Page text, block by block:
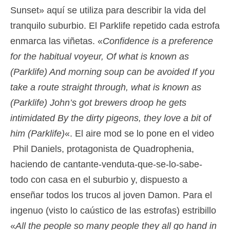
Sunset» aquí se utiliza para describir la vida del
tranquilo suburbio. El Parklife repetido cada estrofa
enmarca las viñetas. «Confidence is a preference
for the habitual voyeur, Of what is known as
(Parklife) And morning soup can be avoided If you
take a route straight through, what is known as
(Parklife) John’s got brewers droop he gets
intimidated By the dirty pigeons, they love a bit of
him (Parklife)«. El aire mod se lo pone en el video
Phil Daniels, protagonista de Quadrophenia,
haciendo de cantante-venduta-que-se-lo-sabe-
todo con casa en el suburbio y, dispuesto a
enseñar todos los trucos al joven Damon. Para el
ingenuo (visto lo caústico de las estrofas) estribillo
«All the people so many people they all go hand in